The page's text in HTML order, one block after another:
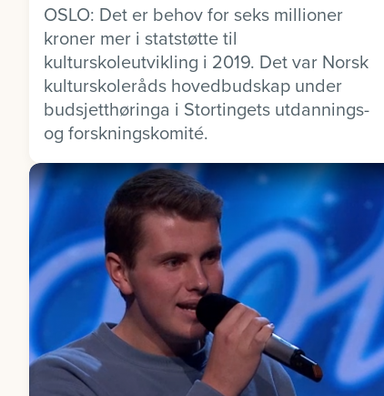
OSLO: Det er behov for seks millioner
kroner mer i statstøtte til
kulturskoleutvikling i 2019. Det var Norsk
kulturskoleråds hovedbudskap under
budsjetthøringa i Stortingets utdannings-
og forskningskomité.